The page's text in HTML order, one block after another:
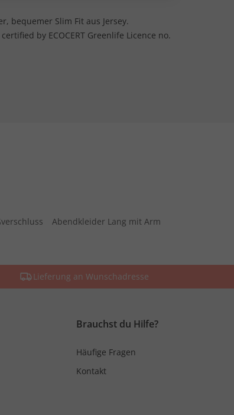
bequemer Slim Fit aus Jersey.
by ECOCERT Greenlife Licence no.
Abendkleider Lang mit Arm
Lieferung an Wunschadresse
Brauchst du Hilfe?
Häufige Fragen
Kontakt